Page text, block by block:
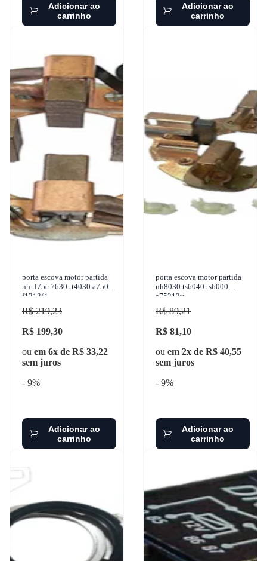
Adicionar ao
carrinho
Adicionar ao
carrinho
porta escova motor partida
nh tl75e 7630 tt4030 a750
f1213/4
R$ 219,23
R$ 199,30
ou em 6x de R$ 33,22
sem juros
- 9%
Adicionar ao
carrinho
porta escova motor partida
nh8030 ts6040 ts6000
a75212v
R$ 89,21
R$ 81,10
ou em 2x de R$ 40,55
sem juros
- 9%
Adicionar ao
carrinho